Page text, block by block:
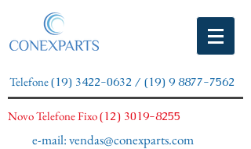
Telefone(19) 3422-0632 / (19) 9 8877-7562
e-mail:vendas@conexparts.com
Novo Telefone Fixo(12) 3019-8255